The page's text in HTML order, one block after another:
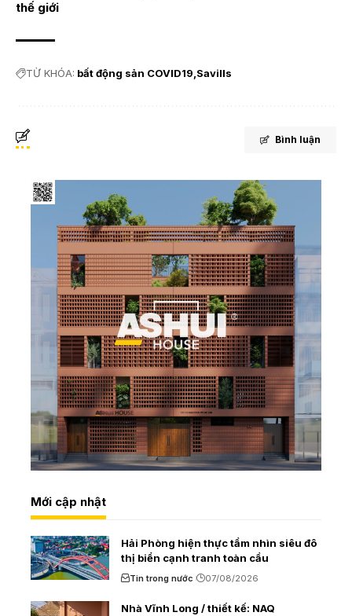
thế giới
TỪ KHÓA: bất động sản COVID19 Savills
Bình luận
Mới cập nhật
Hải Phòng hiện thực tầm nhìn siêu đô
thị biển cạnh tranh toàn cầu
Tin trong nước 07/08/2026
Nhà Vĩnh Long / thiết kế: NAQ